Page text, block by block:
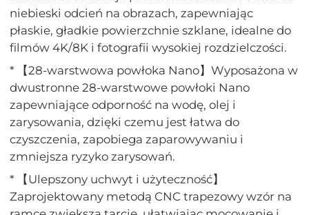
niebieski odcień na obrazach, zapewniając
płaskie, gładkie powierzchnie szklane, idealne do
filmów 4K/8K i fotografii wysokiej rozdzielczości.
* 【28-warstwowa powłoka Nano】Wyposażona w
dwustronne 28-warstwowe powłoki Nano
zapewniające odporność na wodę, olej i
zarysowania, dzięki czemu jest łatwa do
czyszczenia, zapobiega zaparowywaniu i
zmniejsza ryzyko zarysowań.
* 【Ulepszony uchwyt i użyteczność】
Zaprojektowany metodą CNC trapezowy wzór na